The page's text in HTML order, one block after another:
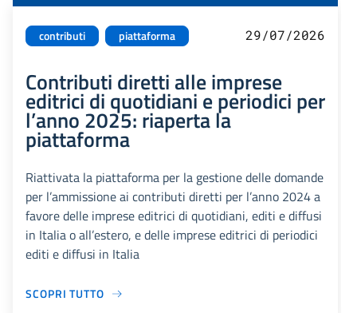
contributi piattaforma 29/07/2026
Contributi diretti alle imprese
editrici di quotidiani e periodici per
l’anno 2025: riaperta la
piattaforma
Riattivata la piattaforma per la gestione delle domande
per l’ammissione ai contributi diretti per l’anno 2024 a
favore delle imprese editrici di quotidiani, editi e diffusi
in Italia o all’estero, e delle imprese editrici di periodici
editi e diffusi in Italia
SCOPRI TUTTO